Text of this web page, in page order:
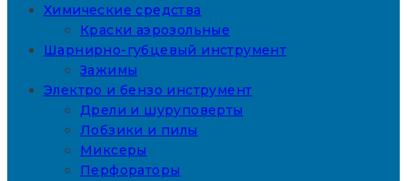
Химические средства
Краски аэрозольные
Шарнирно-губцевый инструмент
Зажимы
Электро и бензо инструмент
Дрели и шуруповерты
Лобзики и пилы
Миксеры
Перфораторы